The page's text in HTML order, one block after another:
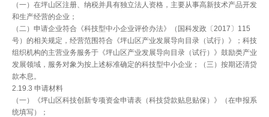
（一）在坪山区注册、纳税并具有独立法人资格，主要从事高新技术产品开发
和生产经营的企业；
（二）申请企业符合《科技型中小企业评价办法》（国科发政〔2017〕115
号）的相关规定，经营范围符合《坪山区产业发展导向目录（试行）》；科技
组织机构的主营业务服务于《坪山区产业发展导向目录（试行）》鼓励类产业
发展领域，服务对象为按上述标准确定的科技型中小企业；（三）按期还清贷
款本息。
2.19.3 申请材料
（一）《坪山区科技创新专项资金申请表（科技贷款贴息贴保）》（在申报系
统填写）；